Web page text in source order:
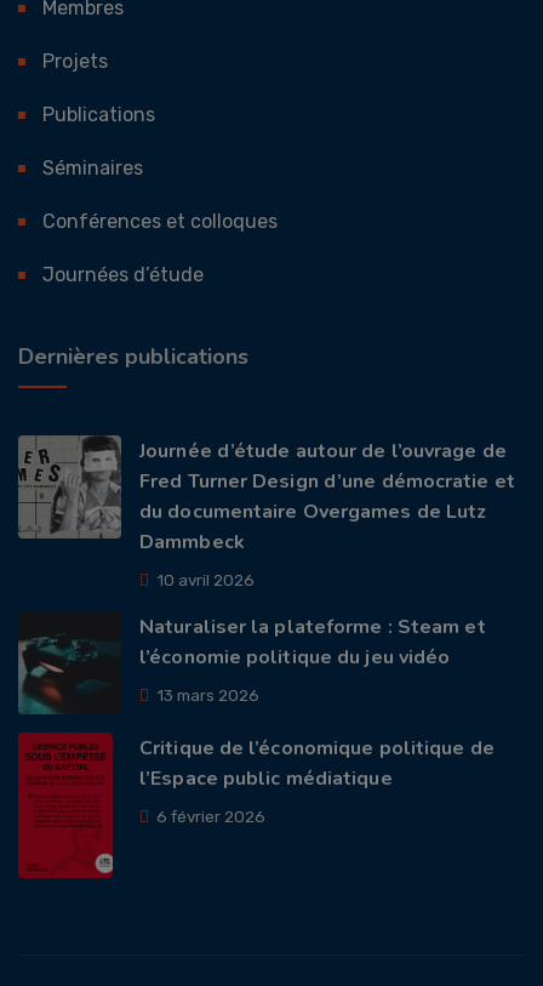
Membres
Projets
Publications
Séminaires
Conférences et colloques
Journées d’étude
Dernières publications
Journée d’étude autour de l’ouvrage de
Fred Turner Design d’une démocratie et
du documentaire Overgames de Lutz
Dammbeck
10 avril 2026
Naturaliser la plateforme : Steam et
l’économie politique du jeu vidéo
13 mars 2026
Critique de l’économique politique de
l’Espace public médiatique
6 février 2026